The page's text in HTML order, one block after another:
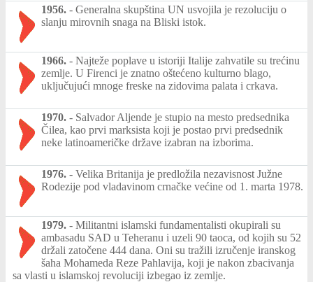
1956. - Generalna skupština UN usvojila je rezoluciju o
slanju mirovnih snaga na Bliski istok.
1966. - Najteže poplave u istoriji Italije zahvatile su trećinu
zemlje. U Firenci je znatno oštećeno kulturno blago,
uključujući mnoge freske na zidovima palata i crkava.
1970. - Salvador Aljende je stupio na mesto predsednika
Čilea, kao prvi marksista koji je postao prvi predsednik
neke latinoameričke države izabran na izborima.
1976. - Velika Britanija je predložila nezavisnost Južne
Rodezije pod vladavinom crnačke većine od 1. marta 1978.
1979. - Militantni islamski fundamentalisti okupirali su
ambasadu SAD u Teheranu i uzeli 90 taoca, od kojih su 52
držali zatočene 444 dana. Oni su tražili izručenje iranskog
šaha Mohameda Reze Pahlavija, koji je nakon zbacivanja
sa vlasti u islamskoj revoluciji izbegao iz zemlje.